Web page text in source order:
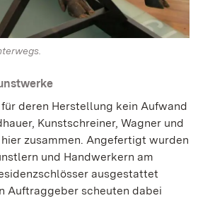
deren Herstellung kein Aufwand
Kunstschreiner, Wagner und
zusammen. Angefertigt wurden
und Handwerkern am
ausgestattet
Auftraggeber scheuten dabei